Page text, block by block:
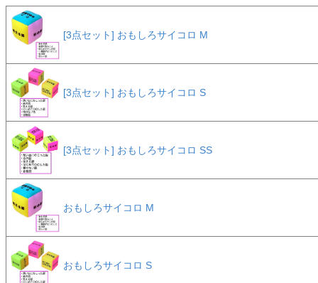
[3点セット] おもしろサイコロ M
[3点セット] おもしろサイコロ S
[3点セット] おもしろサイコロ SS
おもしろサイコロ M
おもしろサイコロ S